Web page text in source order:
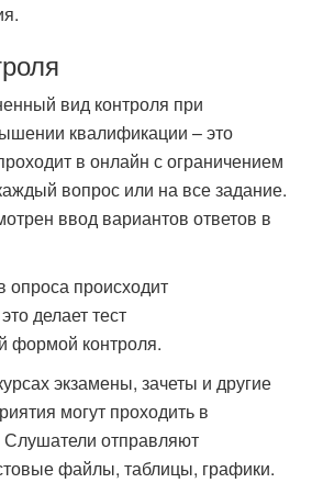
вид контроля при
квалификации – это
в онлайн с ограничением
вопрос или на все задание.
ввод вариантов ответов в
опроса происходит
делает тест
формой контроля.
экзамены, зачеты и другие
могут проходить в
отправляют
файлы, таблицы, графики.